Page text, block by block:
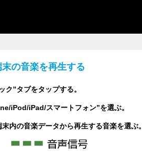
の音楽を再生する
ク”タブをタップする。
iPod/iPad/スマートフォン”を選ぶ。
内の音楽データから再生する音楽を選ぶ。